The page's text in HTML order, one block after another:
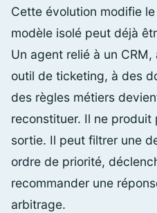
Cette évolution modifie
modèle isolé peut déjà
Un agent relié à un
outil de ticketing, à des
des règles métiers
reconstituer. Il ne produit
sortie. Il peut filtrer une
ordre de priorité,
recommander une
arbitrage.